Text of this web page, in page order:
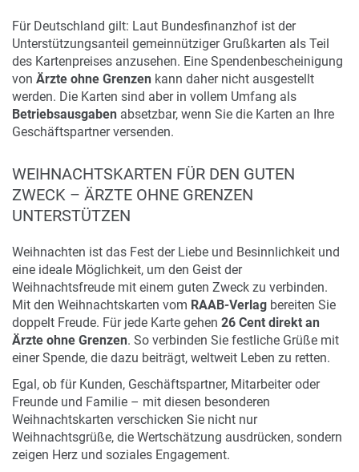
Zum Merkzettel hinzufügen
Ohne / Mit Inneneindruck möglich
Für Deutschland gilt: Laut Bundesfinanzhof ist der
Unterstützungsanteil gemeinnütziger Grußkarten als Teil
des Kartenpreises anzusehen. Eine Spendenbescheinigung
von Ärzte ohne Grenzen kann daher nicht ausgestellt
werden. Die Karten sind aber in vollem Umfang als
Betriebsausgaben absetzbar, wenn Sie die Karten an Ihre
Geschäftspartner versenden.
WEIHNACHTSKARTEN FÜR DEN GUTEN
ZWECK – ÄRZTE OHNE GRENZEN
UNTERSTÜTZEN
Weihnachten ist das Fest der Liebe und Besinnlichkeit und
eine ideale Möglichkeit, um den Geist der
Weihnachtsfreude mit einem guten Zweck zu verbinden.
Mit den Weihnachtskarten vom RAAB-Verlag bereiten Sie
doppelt Freude. Für jede Karte gehen 26 Cent direkt an
Ärzte ohne Grenzen. So verbinden Sie festliche Grüße mit
einer Spende, die dazu beiträgt, weltweit Leben zu retten.
Egal, ob für Kunden, Geschäftspartner, Mitarbeiter oder
Freunde und Familie – mit diesen besonderen
Weihnachtskarten verschicken Sie nicht nur
Weihnachtsgrüße, die Wertschätzung ausdrücken, sondern
zeigen Herz und soziales Engagement.